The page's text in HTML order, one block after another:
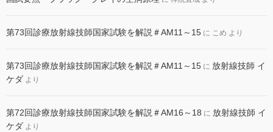
第73回診療放射線技師国家試験を解説＃AM11～15 に こめ より
第73回診療放射線技師国家試験を解説＃AM11～15 に 放射線技師 イ
ケダ より
第72回診療放射線技師国家試験を解説＃AM16～18 に 放射線技師 イ
ケダ より